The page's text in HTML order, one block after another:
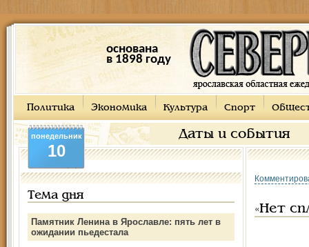
основана
в 1898 году
Политика Экономика Культура Спорт
Даты и события
понедельник
10
Тема дня
Памятник Ленина в Ярославле: пять лет в
ожидании пьедестала
«Нет